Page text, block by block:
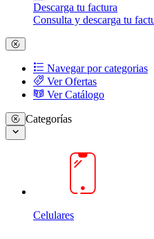
Descarga tu factura
Consulta y descarga tu
Navegar por categorias
Ver Ofertas
Ver Catálogo
Categorías
Celulares